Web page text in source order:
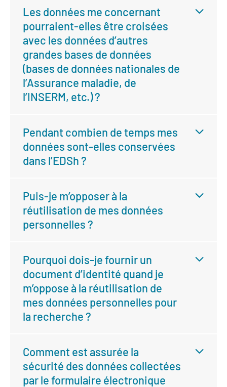
Les données me concernant
pourraient-elles être croisées
avec les données d’autres
grandes bases de données
(bases de données nationales de
l’Assurance maladie, de
l’INSERM, etc.) ?
Pendant combien de temps mes
données sont-elles conservées
dans l’EDSh ?
Puis-je m’opposer à la
réutilisation de mes données
personnelles ?
Pourquoi dois-je fournir un
document d’identité quand je
m’oppose à la réutilisation de
mes données personnelles pour
la recherche ?
Comment est assurée la
sécurité des données collectées
par le formulaire électronique